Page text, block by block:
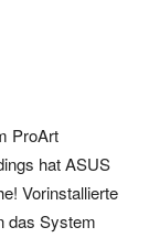
ProArt
hat ASUS
Vorinstallierte
das System